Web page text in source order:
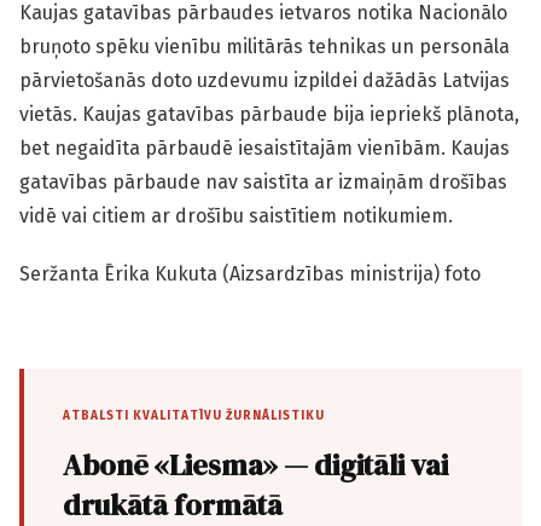
Kaujas gatavības pārbaudes ietvaros notika Nacionālo
bruņoto spēku vienību militārās tehnikas un personāla
pārvietošanās doto uzdevumu izpildei dažādās Latvijas
vietās. Kaujas gatavības pārbaude bija iepriekš plānota,
bet negaidīta pārbaudē iesaistītajām vienībām. Kaujas
gatavības pārbaude nav saistīta ar izmaiņām drošības
vidē vai citiem ar drošību saistītiem notikumiem.
Seržanta Ērika Kukuta (Aizsardzības ministrija) foto
ATBALSTI KVALITATĪVU ŽURNĀLISTIKU
Abonē «Liesma» — digitāli vai
drukātā formātā